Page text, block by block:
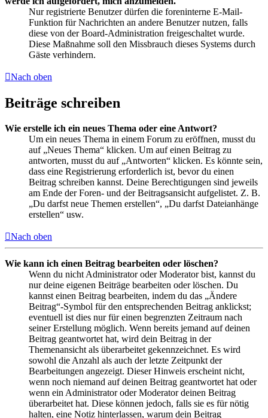
Nur registrierte Benutzer dürfen die foreninterne E-Mail-
Funktion für Nachrichten an andere Benutzer nutzen, falls
diese von der Board-Administration freigeschaltet wurde.
Diese Maßnahme soll den Missbrauch dieses Systems durch
Gäste verhindern.
Nach oben
Beiträge schreiben
Wie erstelle ich ein neues Thema oder eine Antwort?
Um ein neues Thema in einem Forum zu eröffnen, musst du
auf „Neues Thema“ klicken. Um auf einen Beitrag zu
antworten, musst du auf „Antworten“ klicken. Es könnte sein,
dass eine Registrierung erforderlich ist, bevor du einen
Beitrag schreiben kannst. Deine Berechtigungen sind jeweils
am Ende der Foren- und der Beitragsansicht aufgelistet. Z. B.
„Du darfst neue Themen erstellen“, „Du darfst Dateianhänge
erstellen“ usw.
Nach oben
Wie kann ich einen Beitrag bearbeiten oder löschen?
Wenn du nicht Administrator oder Moderator bist, kannst du
nur deine eigenen Beiträge bearbeiten oder löschen. Du
kannst einen Beitrag bearbeiten, indem du das „Ändere
Beitrag“-Symbol für den entsprechenden Beitrag anklickst;
eventuell ist dies nur für einen begrenzten Zeitraum nach
seiner Erstellung möglich. Wenn bereits jemand auf deinen
Beitrag geantwortet hat, wird dein Beitrag in der
Themenansicht als überarbeitet gekennzeichnet. Es wird
sowohl die Anzahl als auch der letzte Zeitpunkt der
Bearbeitungen angezeigt. Dieser Hinweis erscheint nicht,
wenn noch niemand auf deinen Beitrag geantwortet hat oder
wenn ein Administrator oder Moderator deinen Beitrag
überarbeitet hat. Diese können jedoch, falls sie es für nötig
halten, eine Notiz hinterlassen, warum dein Beitrag